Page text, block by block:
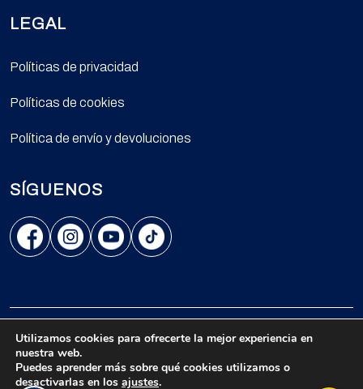
LEGAL
Políticas de privacidad
Políticas de cookies
Política de envío y devoluciones
SÍGUENOS
Avenida Kennedy 5454, Oficina 702, Vitacura, Santiago.
© 2026 Todos los derechos reservados.
Utilizamos cookies para ofrecerte la mejor experiencia en
nuestra web.
Puedes aprender más sobre qué cookies utilizamos o
desactivarlas en los ajustes.